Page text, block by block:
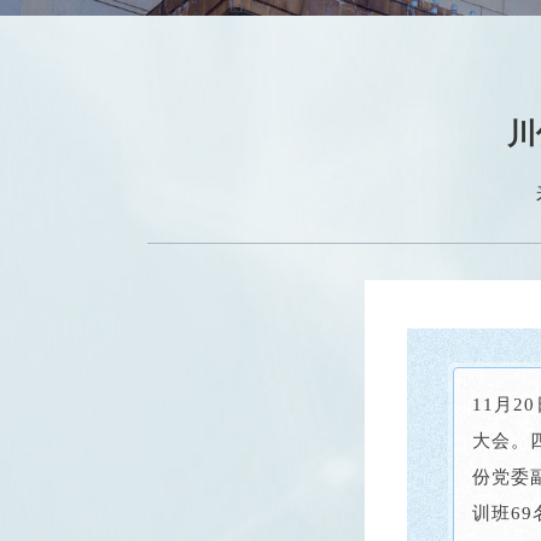
11月
大会。
份党委
训班69